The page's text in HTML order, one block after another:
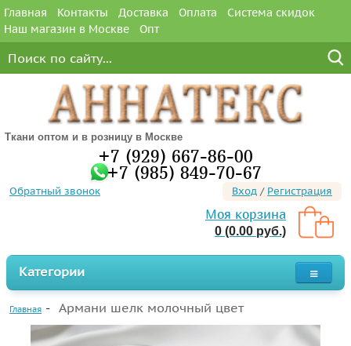
Главная Контакты Доставка Оплата
Система скидок
Наш магазин в Москве
Опт
Ткани оптом и в розницу в Москве
+7 (929) 667-86-00
+7 (985) 849-70-67
Обратный звонок Вход / Регистрация
Моя корзина
0 (0.00 руб.)
Категории
Главная Армани шелк молочный цвет